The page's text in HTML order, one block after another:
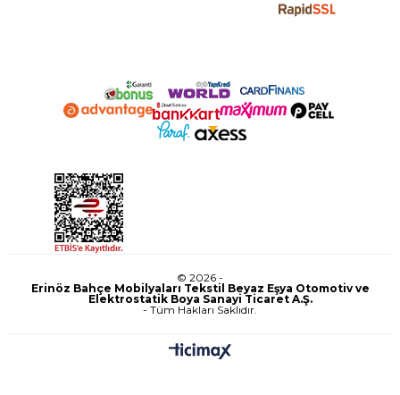
© 2026 -
Erinöz Bahçe Mobilyaları Tekstil Beyaz Eşya Otomotiv ve
Elektrostatik Boya Sanayi Ticaret A.Ş.
- Tüm Hakları Saklıdır.